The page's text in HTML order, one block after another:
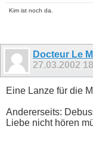
Kim ist noch da.
Docteur Le
27.03.2002
Eine Lanze für die
Andererseits:
Liebe nicht hören